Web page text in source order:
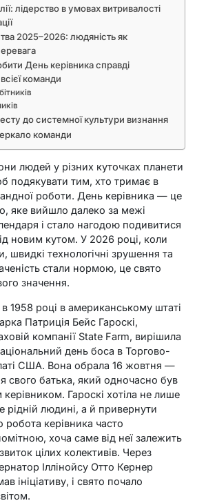
лідерство в умовах витривалості
2025–2026: людяність як
День керівника справді
команди
до системної культури визнання
команди
людей у різних куточках планети
подякувати тим, хто тримає в
роботи. День керівника — це
яке вийшло далеко за межі
і стало нагодою подивитися
новим кутом. У 2026 році, коли
швидкі технологічні зрушення та
стали нормою, це свято
значення.
1958 році в американському штаті
Патриція Бейс Гароскі,
компанії State Farm, вирішила
день боса в Торгово-
США. Вона обрала 16 жовтня —
свого батька, який одночасно був
керівником. Гароскі хотіла не лише
рідній людині, а й привернути
робота керівника часто
хоча саме від неї залежить
цілих колективів. Через
Іллінойсу Отто Кернер
ініціативу, і свято почало